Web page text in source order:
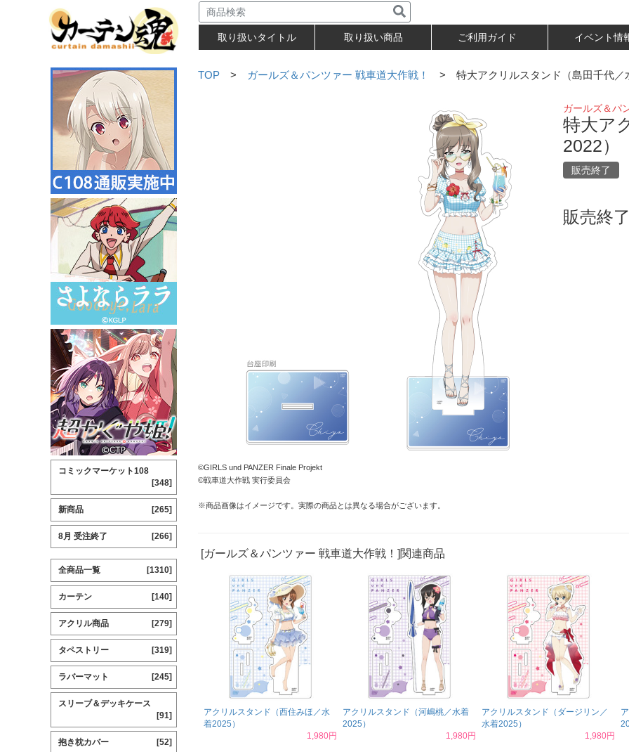
取り扱いタイトル 取り扱い商品 ご利用ガイド イベント情
TOP > ガールズ＆パンツァー 戦車道大作戦！ > 特大アクリルスタンド（島田千代／
©GIRLS und PANZER Finale Projekt
©戦車道大作戦 実行委員会
※商品画像はイメージです。実際の商品とは異なる場合がございます。
ガールズ＆パ
特大ア
2022）
販売終了
販売終
[ガールズ＆パンツァー 戦車道大作戦！]関連商品
アクリルスタンド（西住みほ／水
着2025）
1,980円
アクリルスタンド（河嶋桃／水着
2025）
1,980円
アクリルスタンド（ダージリン／
水着2025）
1,980円
コミックマーケット108
[348]
新商品 [265]
8月 受注終了 [266]
全商品一覧 [1310]
カーテン [140]
アクリル商品 [279]
タペストリー [319]
ラバーマット [245]
スリーブ＆デッキケース
[91]
抱き枕カバー [52]